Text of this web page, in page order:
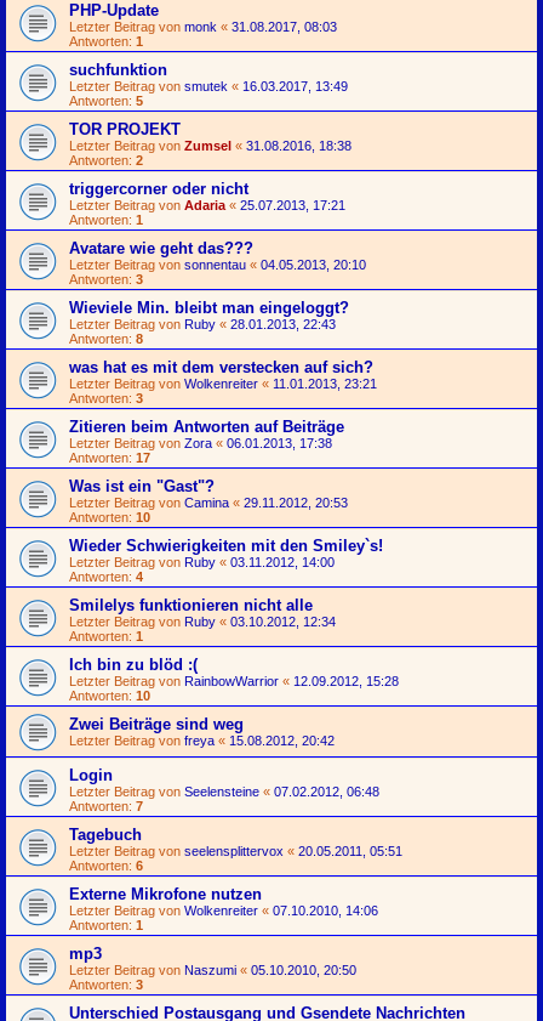
PHP-Update
Letzter Beitrag von monk « 31.08.2017, 08:03
Antworten: 1
suchfunktion
Letzter Beitrag von smutek « 16.03.2017, 13:49
Antworten: 5
TOR PROJEKT
Letzter Beitrag von Zumsel « 31.08.2016, 18:38
Antworten: 2
triggercorner oder nicht
Letzter Beitrag von Adaria « 25.07.2013, 17:21
Antworten: 1
Avatare wie geht das???
Letzter Beitrag von sonnentau « 04.05.2013, 20:10
Antworten: 3
Wieviele Min. bleibt man eingeloggt?
Letzter Beitrag von Ruby « 28.01.2013, 22:43
Antworten: 8
was hat es mit dem verstecken auf sich?
Letzter Beitrag von Wolkenreiter « 11.01.2013, 23:21
Antworten: 3
Zitieren beim Antworten auf Beiträge
Letzter Beitrag von Zora « 06.01.2013, 17:38
Antworten: 17
Was ist ein "Gast"?
Letzter Beitrag von Camina « 29.11.2012, 20:53
Antworten: 10
Wieder Schwierigkeiten mit den Smiley`s!
Letzter Beitrag von Ruby « 03.11.2012, 14:00
Antworten: 4
Smilelys funktionieren nicht alle
Letzter Beitrag von Ruby « 03.10.2012, 12:34
Antworten: 1
Ich bin zu blöd :(
Letzter Beitrag von RainbowWarrior « 12.09.2012, 15:28
Antworten: 10
Zwei Beiträge sind weg
Letzter Beitrag von freya « 15.08.2012, 20:42
Login
Letzter Beitrag von Seelensteine « 07.02.2012, 06:48
Antworten: 7
Tagebuch
Letzter Beitrag von seelensplittervox « 20.05.2011, 05:51
Antworten: 6
Externe Mikrofone nutzen
Letzter Beitrag von Wolkenreiter « 07.10.2010, 14:06
Antworten: 1
mp3
Letzter Beitrag von Naszumi « 05.10.2010, 20:50
Antworten: 3
Unterschied Postausgang und Gsendete Nachrichten